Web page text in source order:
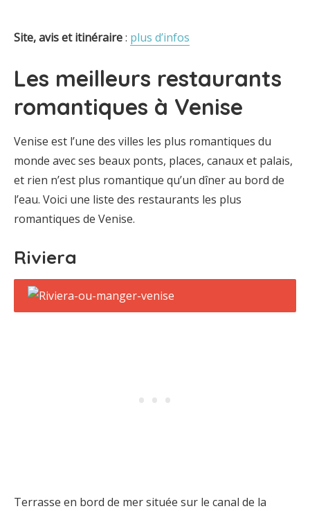
Site, avis et itinéraire: plus d’infos
Les meilleurs restaurants
romantiques à Venise
Venise est l’une des villes les plus romantiques du
monde avec ses beaux ponts, places, canaux et palais,
et rien n’est plus romantique qu’un dîner au bord de
l’eau. Voici une liste des restaurants les plus
romantiques de Venise.
Riviera
Terrasse en bord de mer située sur le canal de la